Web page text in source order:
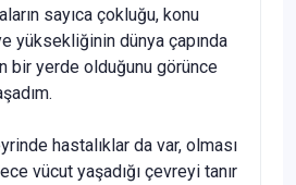
sayıca çokluğu, konu
yüksekliğinin dünya çapında
bir yerde olduğunu görünce
hastalıklar da var, olması
vücut yaşadığı çevreyi tanır